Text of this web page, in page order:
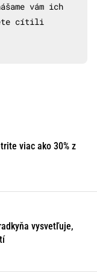
vám ich
cítili
viac ako 30% z
vysvetľuje,